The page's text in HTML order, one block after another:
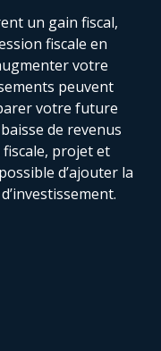
un gain fiscal,
fiscale en
votre
peuvent
votre future
de revenus
projet et
d’ajouter la